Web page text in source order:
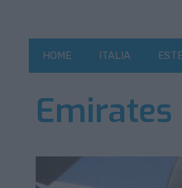
HOME ITALIA
Emirates